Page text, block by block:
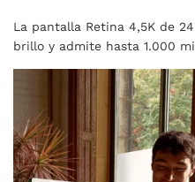
La pantalla Retina 4,5K de
brillo y admite hasta 1.000